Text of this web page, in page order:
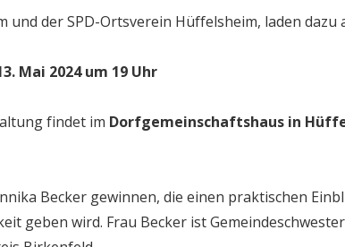
und der SPD-Ortsverein Hüffelsheim, laden dazu
Mai 2024 um 19 Uhr
findet im Dorfgemeinschaftshaus in
Becker gewinnen, die einen praktischen
geben wird. Frau Becker ist